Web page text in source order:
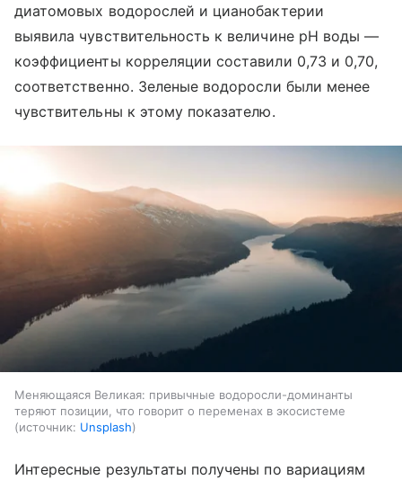
диатомовых водорослей и цианобактерии
выявила чувствительность к величине pH воды —
коэффициенты корреляции составили 0,73 и 0,70,
соответственно. Зеленые водоросли были менее
чувствительны к этому показателю.
Меняющаяся Великая: привычные водоросли-доминанты
теряют позиции, что говорит о переменах в экосистеме
источник: Unsplash
Интересные результаты получены по вариациям